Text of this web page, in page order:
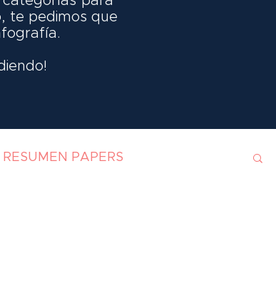
te pedimos que
RESUMEN PAPERS